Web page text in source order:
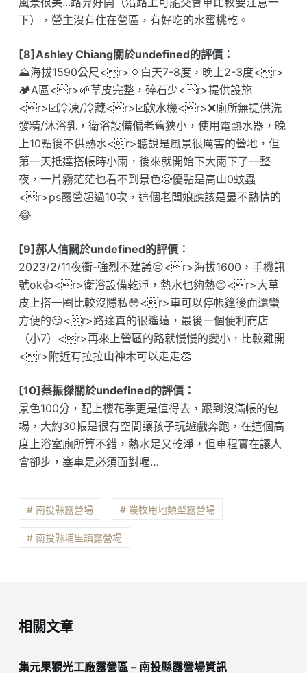
下），營主沒有住在營區，有好吃的水蜜桃乾。
[8]Ashley Chiang關於undefined的評價：
⛰️海拔1590公尺<r>🌞白天7-8度，晚上2-3度<r>
🏕A區<r>🌱草皮完整，碎石少<r>提供設施
<r>☑️冷凍/冷藏<r>☑️飲水機<r>❌廁所無提供洗
發精/沐浴乳，衛浴設備偏老舊狹小，使用電熱水器，晚
上10點後不供熱水<r>聽說是風景很厲害的營地，但
第一天抵達搭帳時小雨，後來就開始下大雨下了一整
夜，一片霧茫茫也看不到景色🥲優點是高山0蚊蟲
<r>ps露營超過10次，這個老闆娘應該是最不熱情的
😂
[9]郝人信關於undefined的評價：
2023/2/11夜衝-強烈不建議😔<r>海拔1600，手機訊
號ok👍<r>衛浴設備乾淨，熱水也夠熱😊<r>大草
皮上搭一圈比較沒隱私😳<r>車可以停帳篷後面還蠻
方便的😏<r>路途真的很遙遠，最後一個便利商店
（小7）<r>再來上營區的路就慢慢的變小，比較難開
<r>附近有拉拉山神木可以走走👏
[10]蔡振傑關於undefined的評價：
景色100分，配上櫻花季更是值得去，跟到沒滿帳的包
場，大約30帳是很有空間讓孩子玩遊戲奔跑，在這個高
度上浴室廁所算不錯，熱水足又乾淨，但車程實在讓人
會卻步，塞車是必須面對喔…
# 南投縣露營場 # 農牧用地類型露營場
# 南投縣埔里鎮露營場
相關文章
集元果觀光工廠露營區 – 南投縣露營場資訊